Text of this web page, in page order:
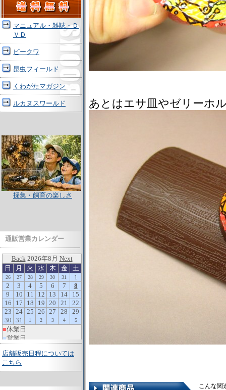
あとはエサ皿やゼリーホ
こんな関
マニュアル・雑誌・Ｄ
ＶＤ
ビークワ
昆虫フィールド
くわがたマガジン
ルカヌスワールド
採集・飼育の楽しさ
通販営業カレンダー
店舗販売日程については
こちら